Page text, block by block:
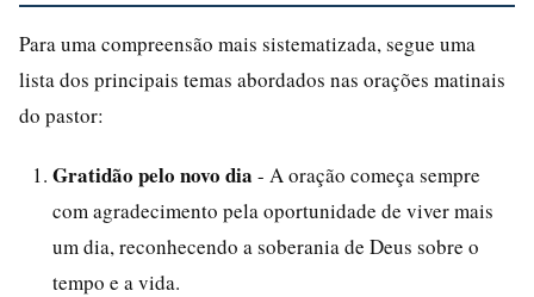
Para uma compreensão mais sistematizada, segue uma
lista dos principais temas abordados nas orações matinais
do pastor:
Gratidão pelo novo dia - A oração começa sempre
com agradecimento pela oportunidade de viver mais
um dia, reconhecendo a soberania de Deus sobre o
tempo e a vida.